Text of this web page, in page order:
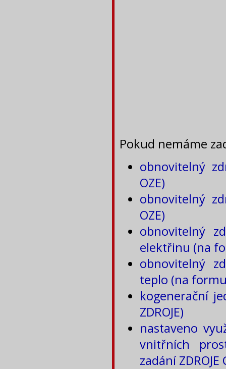
Pokud nemáme
obnovitelný
OZE)
obnovitelný
OZE)
obnovitelný
elektřinu (na
obnovitelný
teplo (na
kogenerační
ZDROJE)
nastaveno
vnitřních
zadání ZDROJE